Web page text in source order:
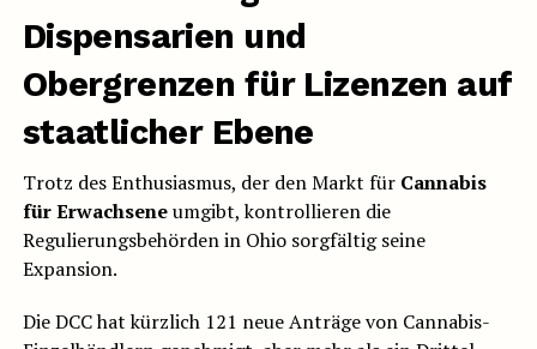
Dispensarien und
Obergrenzen für Lizenzen auf
staatlicher Ebene
Trotz des Enthusiasmus, der den Markt für Cannabis
für Erwachseneumgibt, kontrollieren die
Regulierungsbehörden in Ohio sorgfältig seine
Expansion.
Die DCC hat kürzlich 121 neue Anträge von Cannabis-